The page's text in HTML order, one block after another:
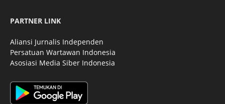
PARTNER LINK
Aliansi Jurnalis Independen
Persatuan Wartawan Indonesia
Asosiasi Media Siber Indonesia